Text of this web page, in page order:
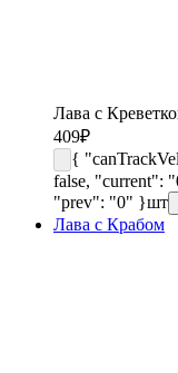
Лава с
409₽
{
false, "current":
"prev": "0" }шт
Лава с Крабом